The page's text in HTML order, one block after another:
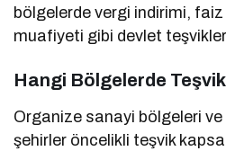
bölgelerde vergi indirimi,
muafiyeti gibi devlet
Hangi Bölgelerde
Organize sanayi bölgeleri
şehirler öncelikli teşvik